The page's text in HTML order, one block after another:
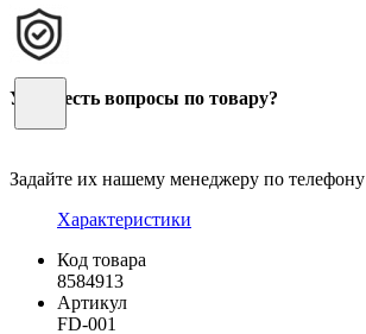
У Вас есть вопросы по товару?
Задайте их нашему менеджеру по телефону
Характеристики
Код товара
8584913
Артикул
FD-001